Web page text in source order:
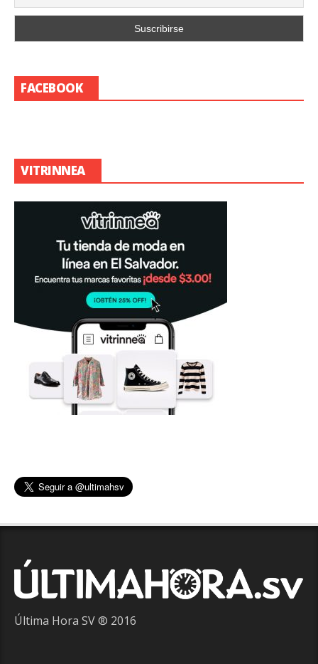
FACEBOOK
VITRINNEA
Última Hora SV ® 2016